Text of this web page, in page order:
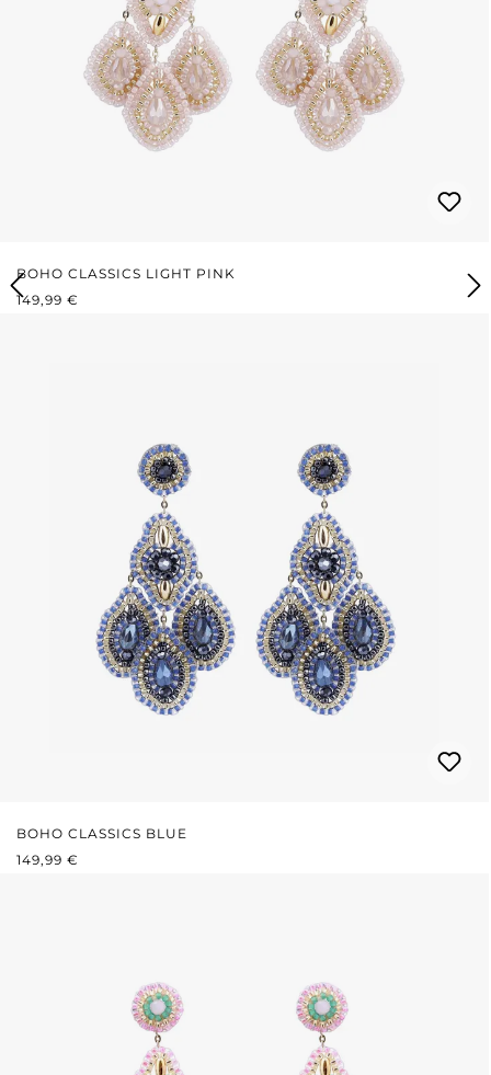
BOHO CLASSICS LIGHT PINK
REGULÄRER PREIS:
149,99 €
BOHO CLASSICS BLUE
REGULÄRER PREIS:
149,99 €